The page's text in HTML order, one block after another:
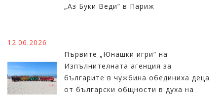
„Аз Буки Веди“ в Париж
12.06.2026
Първите „Юнашки игри“ на
Изпълнителната агенция за
българите в чужбина обединиха деца
от български общности в духа на